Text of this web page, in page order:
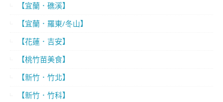
【宜蘭．礁溪】
【宜蘭．羅東/冬山】
【花蓮．吉安】
【桃竹苗美食】
【新竹．竹北】
【新竹．竹科】